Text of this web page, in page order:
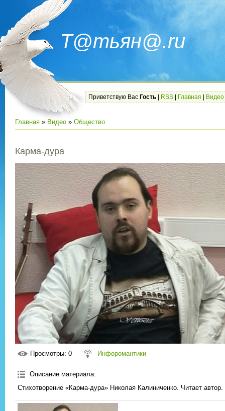
Т@тьян@.ru
Приветствую Вас Гость RSS Главная Видео
Главная » Видео » Общество
Карма-дура
Просмотры: 0 Инфоромантики
Описание материала:
Стихотворение «Карма-дура» Николая Калиниченко. Читает автор.